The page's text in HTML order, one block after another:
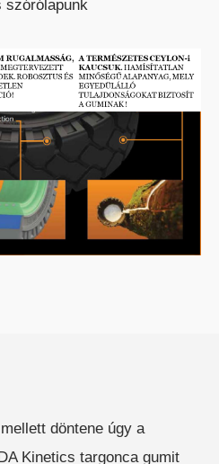
OLLÓS
szórólapunk
döntene úgy a
Kinetics targonca gumit